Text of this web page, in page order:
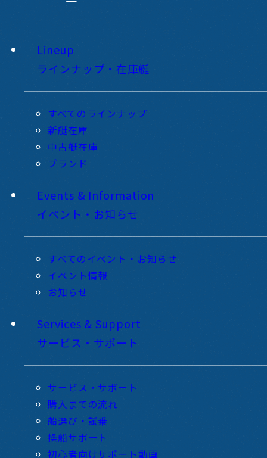
Lineup
ラインナップ・在庫艇
すべてのラインナップ
新艇在庫
中古艇在庫
ブランド
Events & Information
イベント・お知らせ
すべてのイベント・お知らせ
イベント情報
お知らせ
Services & Support
サービス・サポート
サービス・サポート
購入までの流れ
船選び・試乗
操船サポート
初心者向けサポート動画